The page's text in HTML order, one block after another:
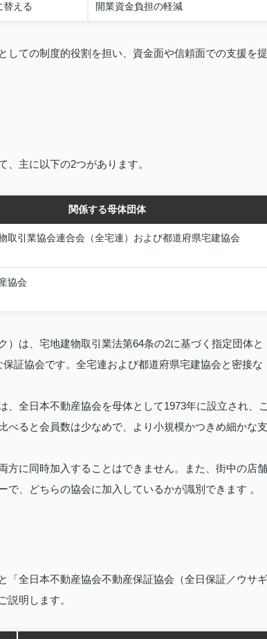
替える 開業資金負担の軽減
しての制度的役割を担い、資金面や信頼面での支援を提
主に以下の2つがあります。
関係する母体団体
取引業協会連合会（全宅連）および都道府県宅建協会
協会
は、宅地建物取引業法第64条の2に基づく指定団体と
証協会です。全宅連および都道府県宅建協会と密接な
全日本不動産協会を母体として1973年に設立され、
べると会員数は少なめで、より小規模かつきめ細かな支
方に同時加入することはできません。また、街中の店舗
、どちらの協会に加入しているかが識別できます 。
「全日本不動産協会不動産保証協会（全日保証／ウサギ
説明します。